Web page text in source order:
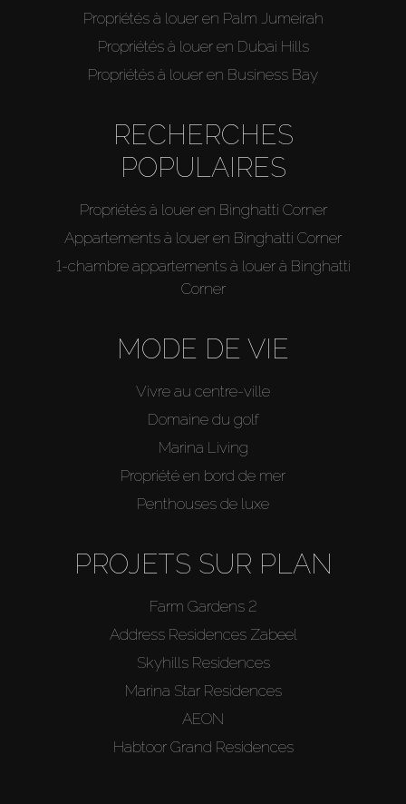
Propriétés à louer en Palm Jumeirah
Propriétés à louer en Dubai Hills
Propriétés à louer en Business Bay
RECHERCHES
POPULAIRES
Propriétés à louer en Binghatti Corner
Appartements à louer en Binghatti Corner
1-chambre appartements à louer à Binghatti
Corner
MODE DE VIE
Vivre au centre-ville
Domaine du golf
Marina Living
Propriété en bord de mer
Penthouses de luxe
PROJETS SUR PLAN
Farm Gardens 2
Address Residences Zabeel
Skyhills Residences
Marina Star Residences
AEON
Habtoor Grand Residences